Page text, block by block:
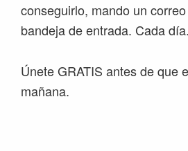
conseguirlo, mando un
bandeja de entrada. Cada día.
Únete GRATIS antes de que
mañana.